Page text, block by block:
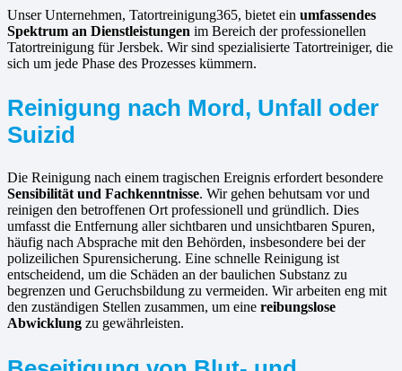
Unser Unternehmen, Tatortreinigung365, bietet ein umfassendes
Spektrum an Dienstleistungen im Bereich der professionellen
Tatortreinigung für Jersbek. Wir sind spezialisierte Tatortreiniger, die
sich um jede Phase des Prozesses kümmern.
Reinigung nach Mord, Unfall oder
Suizid
Die Reinigung nach einem tragischen Ereignis erfordert besondere
Sensibilität und Fachkenntnisse. Wir gehen behutsam vor und
reinigen den betroffenen Ort professionell und gründlich. Dies
umfasst die Entfernung aller sichtbaren und unsichtbaren Spuren,
häufig nach Absprache mit den Behörden, insbesondere bei der
polizeilichen Spurensicherung. Eine schnelle Reinigung ist
entscheidend, um die Schäden an der baulichen Substanz zu
begrenzen und Geruchsbildung zu vermeiden. Wir arbeiten eng mit
den zuständigen Stellen zusammen, um eine reibungslose
Abwicklung zu gewährleisten.